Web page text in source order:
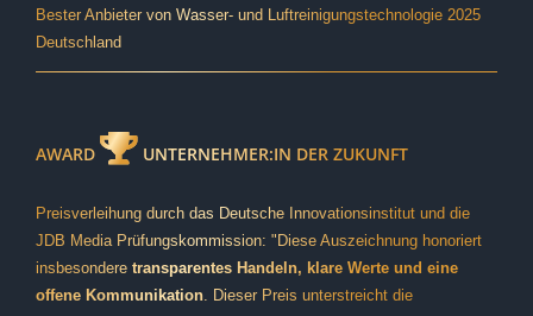
Bester Anbieter von Wasser- und Luftreinigungstechnologie 2025
Deutschland
AWARD UNTERNEHMER:IN DER ZUKUNFT
Preisverleihung durch das Deutsche Innovationsinstitut und die
JDB Media Prüfungskommission: "Diese Auszeichnung honoriert
insbesondere transparentes Handeln, klare Werte und eine
offene Kommunikation. Dieser Preis unterstreicht die